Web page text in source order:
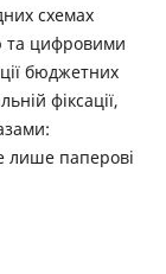
схемах
та цифровими
бюджетних
фіксації,
лише паперові